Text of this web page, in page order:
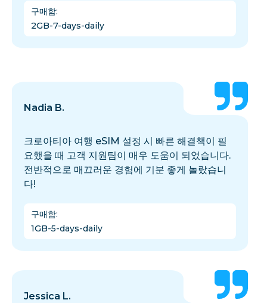
구매함:
2GB-7-days-daily
Nadia B.
크로아티아 여행 eSIM 설정 시 빠른 해결책이 필
요했을 때 고객 지원팀이 매우 도움이 되었습니다.
전반적으로 매끄러운 경험에 기분 좋게 놀랐습니
다!
구매함:
1GB-5-days-daily
Jessica L.